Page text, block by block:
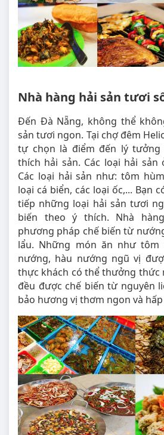
Nhà hàng hải sản tươi
Đến Đà Nẵng, không thể
sản tươi ngon. Tại chợ đêm
tự chọn là điểm đến lý tưởng
thích hải sản. Các loại hải sản
Các loại hải sản như: tôm
loại cá biển, các loại ốc,... Bạn
tiếp những loại hải sản tươi
biến theo ý thích. Nhà
phương pháp chế biến từ
lẩu. Những món ăn như tôm
nướng, hàu nướng ngũ vị
thực khách có thể thưởng thức
đều được chế biến từ nguyên
bảo hương vị thơm ngon và